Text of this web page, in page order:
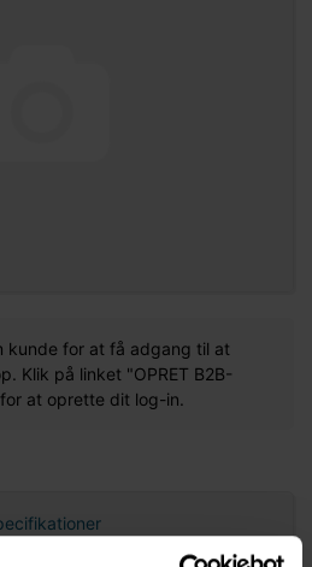
kunde for at få adgang til at
Klik på linket "OPRET B2B-
at oprette dit log-in.